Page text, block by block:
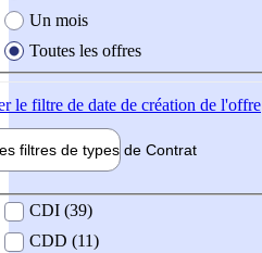
Un mois
Toutes les offres
le filtre de date de création de l'offre
filtres de types de Contrat
contrat
CDI (39)
CDD (11)